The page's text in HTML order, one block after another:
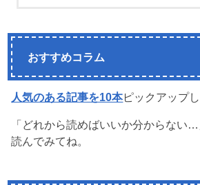
おすすめコラム
人気のある記事を10本ピックアップ
「どれから読めばいいか分からない
読んでみてね。